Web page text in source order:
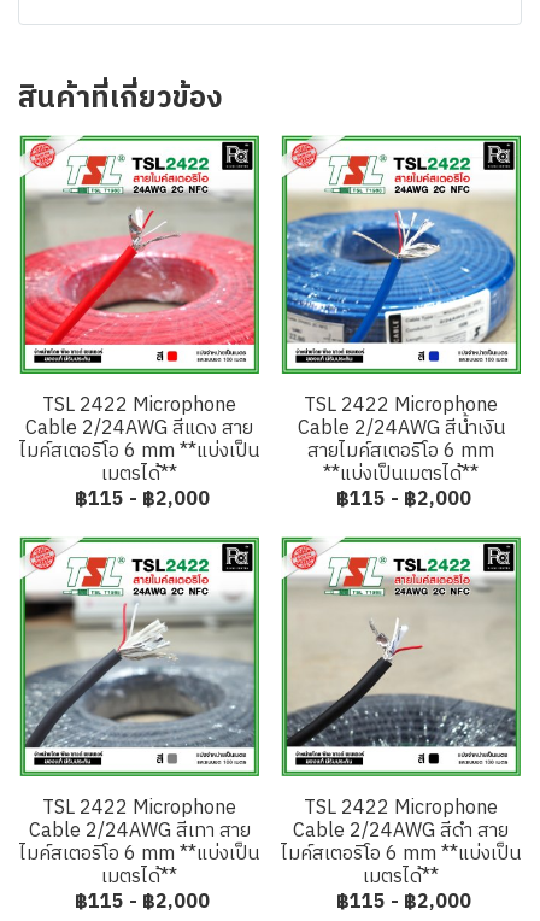
สินค้าที่เกี่ยวข้อง
TSL 2422 Microphone
Cable 2/24AWG สีแดง สาย
ไมค์สเตอริโอ 6 mm **แบ่งเป็น
เมตรได้**
฿115 - ฿2,000
TSL 2422 Microphone
Cable 2/24AWG สีน้ำเงิน
สายไมค์สเตอริโอ 6 mm
**แบ่งเป็นเมตรได้**
฿115 - ฿2,000
TSL 2422 Microphone
Cable 2/24AWG สีเทา สาย
ไมค์สเตอริโอ 6 mm **แบ่งเป็น
เมตรได้**
฿115 - ฿2,000
TSL 2422 Microphone
Cable 2/24AWG สีดำ สาย
ไมค์สเตอริโอ 6 mm **แบ่งเป็น
เมตรได้**
฿115 - ฿2,000